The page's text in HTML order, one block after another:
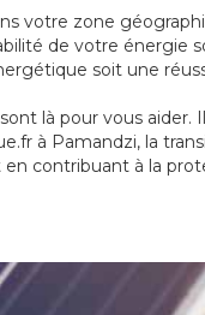
votre zone
de votre énergie
soit une
là pour vous aider.
à Pamandzi, la
contribuant à la